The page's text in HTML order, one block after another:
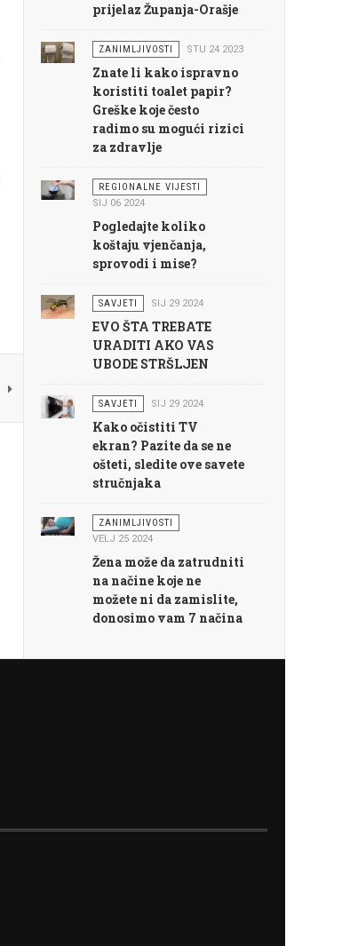
prijelaz Županja-Orašje
ZANIMLJIVOSTI STU 24 2023
Znate li kako ispravno
koristiti toalet papir?
Greške koje često
radimo su mogući rizici
za zdravlje
REGIONALNE VIJESTI
SIJ 06 2024
Pogledajte koliko
koštaju vjenčanja,
sprovodi i mise?
SAVJETI SIJ 29 2024
EVO ŠTA TREBATE
URADITI AKO VAS
UBODE STRŠLJEN
SAVJETI SIJ 29 2024
Kako očistiti TV
ekran? Pazite da se ne
ošteti, sledite ove savete
stručnjaka
ZANIMLJIVOSTI
VELJ 25 2024
Žena može da zatrudniti
na načine koje ne
možete ni da zamislite,
donosimo vam 7 načina